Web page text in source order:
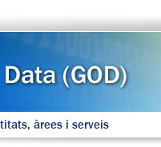
àrees i serveis